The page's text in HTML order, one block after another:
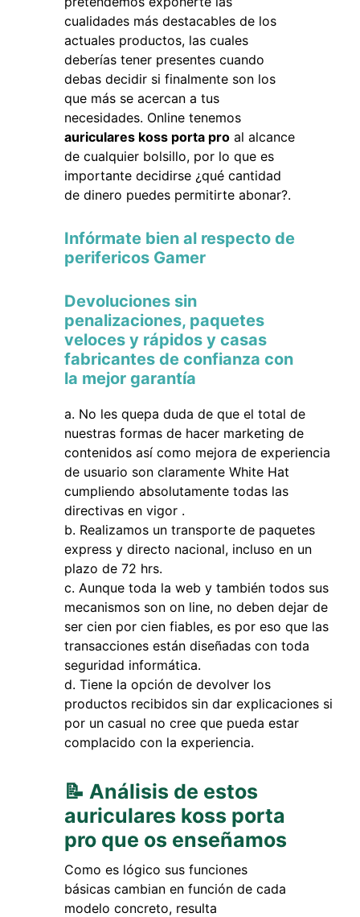
cualidades más destacables de los
actuales productos, las cuales
deberías tener presentes cuando
debas decidir si finalmente son los
que más se acercan a tus
necesidades. Online tenemos
auriculares koss porta pro al alcance
de cualquier bolsillo, por lo que es
importante decidirse ¿qué cantidad
de dinero puedes permitirte abonar?.
Infórmate bien al respecto de
perifericos Gamer
Devoluciones sin
penalizaciones, paquetes
veloces y rápidos y casas
fabricantes de confianza con
la mejor garantía
No les quepa duda de que el total de
nuestras formas de hacer marketing de
contenidos así como mejora de experiencia
de usuario son claramente White Hat
cumpliendo absolutamente todas las
directivas en vigor .
Realizamos un transporte de paquetes
express y directo nacional, incluso en un
plazo de 72 hrs.
Aunque toda la web y también todos sus
mecanismos son on line, no deben dejar de
ser cien por cien fiables, es por eso que las
transacciones están diseñadas con toda
seguridad informática.
Tiene la opción de devolver los
productos recibidos sin dar explicaciones si
por un casual no cree que pueda estar
complacido con la experiencia.
📝 Análisis de estos
auriculares koss porta
pro que os enseñamos
Como es lógico sus funciones
básicas cambian en función de cada
modelo concreto, resulta